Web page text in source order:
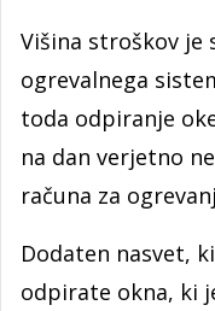
Višina stroškov je
ogrevalnega
toda odpiranje
na dan verjetno
računa za
Dodaten nasvet,
odpirate okna, ki